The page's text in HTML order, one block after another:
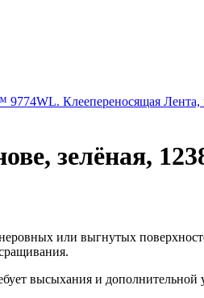
9774WL. Клеепереносящая Лента,
зелёная,
или выгнутых
высыхания и